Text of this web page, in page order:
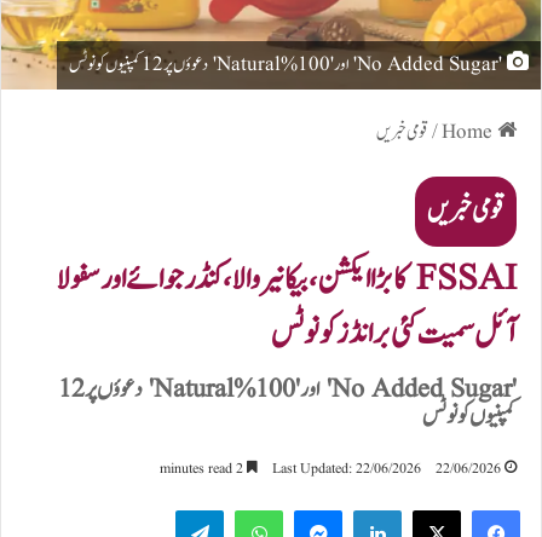
'No Added Sugar' اور '100% Natural' دعوؤں پر 12 کمپنیوں کو نوٹس
/قومی خبریں
قومی خبریں
FSSAI کا بڑا ایکشن، بیکانیر والا، کنڈر جوائے اور سفولا
آئل سمیت کئی برانڈز کو نوٹس
'No Added Sugar' اور '100% Natural' دعوؤں پر 12
کمپنیوں کو نوٹس
22/06/2026
Last Updated: 22/06/2026
LinkedIn
WhatsApp